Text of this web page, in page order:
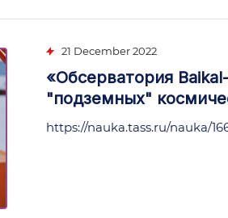
21 December 2022
«Обсерватория
"подземных"
https://nauka.tass.ru/nauka/